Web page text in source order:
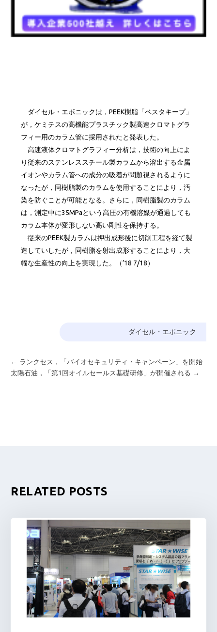
ダイセル・エボニックは，PEEK樹脂「ベスタキープ」
が，ケミテスの高機能プラスチック製高速クロマトグラ
フィー用のカラム管に採用されたと発表した。
高速液体クロマトグラフィー分析は，技術の向上によ
り従来のステンレススチール製カラムから溶出する金属
イオンやカラム管への成分の吸着が問題視されるように
なったが，同樹脂製のカラムを使用することにより，汚
染を防ぐことが可能となる。さらに，同樹脂製のカラム
は，測定中に35MPaという高圧の有機溶媒が通過しても
カラム本体が変形しない高い剛性を保持する。
従来のPEEK製カラムは押出成形後に切削工程を経て製
造していしたが，同樹脂を射出成形することにより，大
幅な生産性の向上を実現した。（’18 7/18）
ダイセル・エボニック
← ランクセス，「バイオセキュリティ・キャンペーン」を開始
太陽石油，「第1回オイルセールス基礎研修」が開催される →
RELATED POSTS